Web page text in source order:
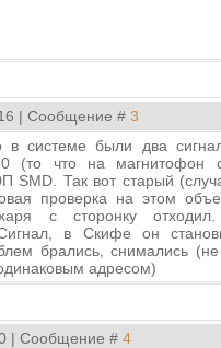
| Сообщение # 3
системе были два
(то что на магнитофон
SMD. Так вот старый
проверка на этом
с сторонку
в Скифе он
брались, снимались
адресом)
| Сообщение # 4